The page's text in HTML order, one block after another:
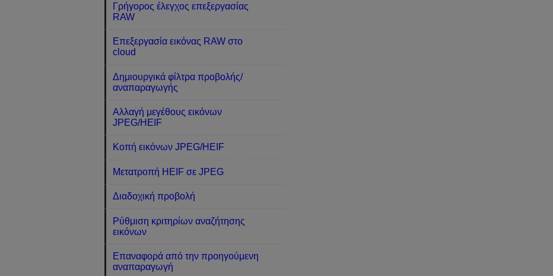
Γρήγορος έλεγχος επεξεργασίας
RAW
Επεξεργασία εικόνας RAW στο
cloud
Δημιουργικά φίλτρα προβολής/
αναπαραγωγής
Αλλαγή μεγέθους εικόνων
JPEG/HEIF
Κοπή εικόνων JPEG/HEIF
Μετατροπή HEIF σε JPEG
Διαδοχική προβολή
Ρύθμιση κριτηρίων αναζήτησης
εικόνων
Επαναφορά από την προηγούμενη
αναπαραγωγή